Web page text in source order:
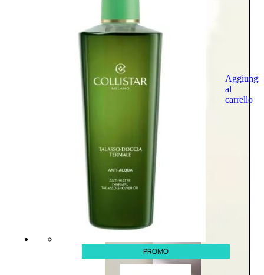
Aggiungi
al
carrello
PROMO